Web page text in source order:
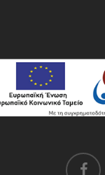
facebook